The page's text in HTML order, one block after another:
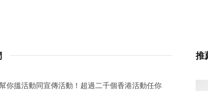
你搵活動同宣傳活動！超過二千個香港活動任你
推